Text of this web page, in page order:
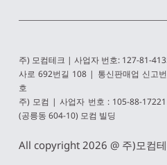
주) 모컴테크 | 사업자 번호: 127-81-
사로 692번길 108 | 통신판매업 신고
호
주) 모컴 | 사업자 번호 : 105-88-
(공릉동 604-10) 모컴 빌딩
All copyright 2026 @ 주)모컴